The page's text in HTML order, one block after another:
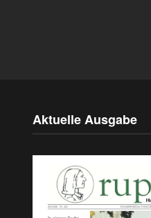
Aktuelle Ausgabe